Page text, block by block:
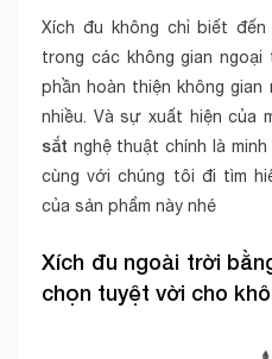
Xích đu không chỉ biết
trong các không gian
phần hoàn thiện không
nhiều. Và sự xuất hiện của
sắt nghệ thuật chính là
cùng với chúng tôi đi tìm
của sản phẩm này nhé
Xích đu ngoài trời
chọn tuyệt vời cho